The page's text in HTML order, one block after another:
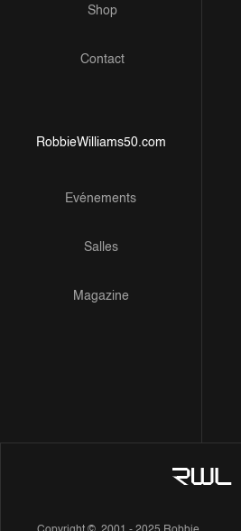
Shop
Contact
RobbieWilliams50.com
Evénements
Salles
Magazine